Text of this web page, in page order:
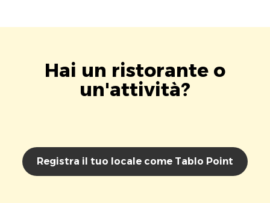
Hai un ristorante o
un'attività?
Registra il tuo locale come Tablo Point